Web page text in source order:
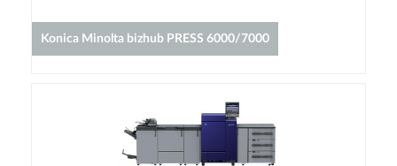
Konica Minolta bizhub PRESS 6000/7000